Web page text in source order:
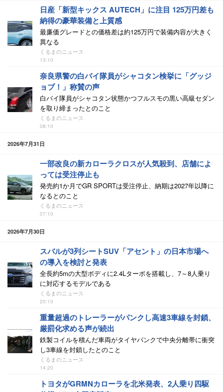
日産「新型キックス AUTECH」に注目 125万円差も
納得の豪華装備と上質感
最廉価グレードとの価格差は約125万円で装備内容が大きく
異なる
くるまのニュース
13:10
奈良県警の白バイ隊員がシャコタン検挙に「グッジ
ョブ！」称賛の声
白バイ隊員がシャコタン状態かつフルスモの黒い高級セダン
を取り締まったとのこと
くるまのニュース
08:10
2026年7月31日
一部改良の新カローラクロスが人気殺到、店舗によ
っては受注停止も
発売約1か月でGR SPORTは受注停止、納期は2027年以降に
なるとのこと
くるまのニュース
07:10
2026年7月30日
スバルが3列シートSUV「アセント」の日本市場へ
の導入を検討と発表
全長約5mの大型ボディに2.4Lターボを搭載し、7～8人乗り
に対応するモデルである
くるまのニュース
20:10
重量超過のトレーラーがパンクし高速3車線を封鎖、
厳罰化求める声が続出
鉄製コイルを積んだ車両がタイヤパンクで中央分離帯に衝突
し3車線を封鎖したとのこと
くるまのニュース
14:20
トヨタがGRMNカローラを北米発表、2人乗り四駆